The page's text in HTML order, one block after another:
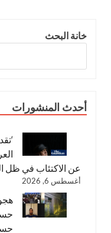
خانة البحث
أحدث المنشورات
عن الاكتئاب في ظل
أغسطس 6, 2026